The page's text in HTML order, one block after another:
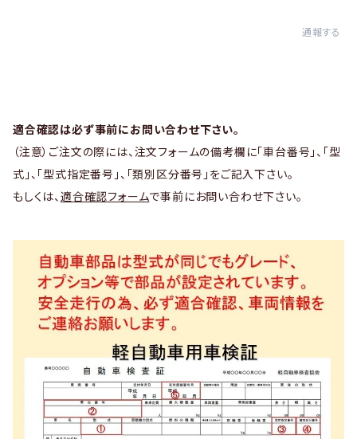
通報する
適合確認は必ず事前にお問い合わせ下さい。
（注意）ご注文の際には、注文フォームの備考欄に「車台番号」、「型
式」、「型式指定番号」、「類別区分番号」をご記入下さい。
もしくは、 適合確認フォームで事前にお問い合わせ下さい。